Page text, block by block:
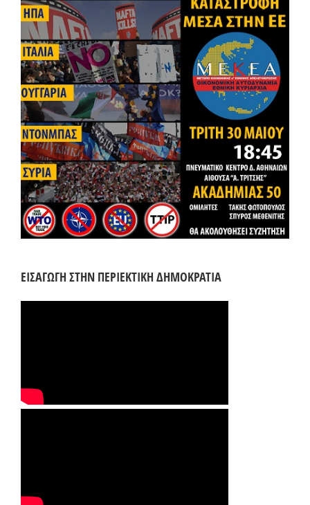
ΕΙΣΑΓΩΓΗ ΣΤΗΝ ΠΕΡΙΕΚΤΙΚΗ ΔΗΜΟΚΡΑΤΙΑ